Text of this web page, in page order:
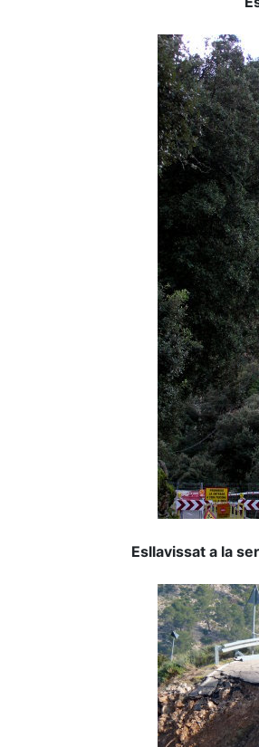
Esllavissat a la